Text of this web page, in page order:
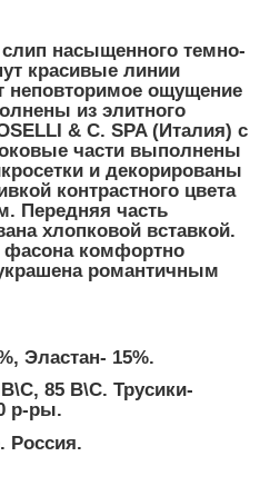
насыщенного темно-
красивые линии
неповторимое ощущение
из элитного
& C. SPA (Италия) с
части выполнены
и декорированы
контрастного цвета
Передняя часть
хлопковой вставкой.
фасона комфортно
романтичным
Эластан- 15%.
85 В\С. Трусики-
р-ры.
Россия.